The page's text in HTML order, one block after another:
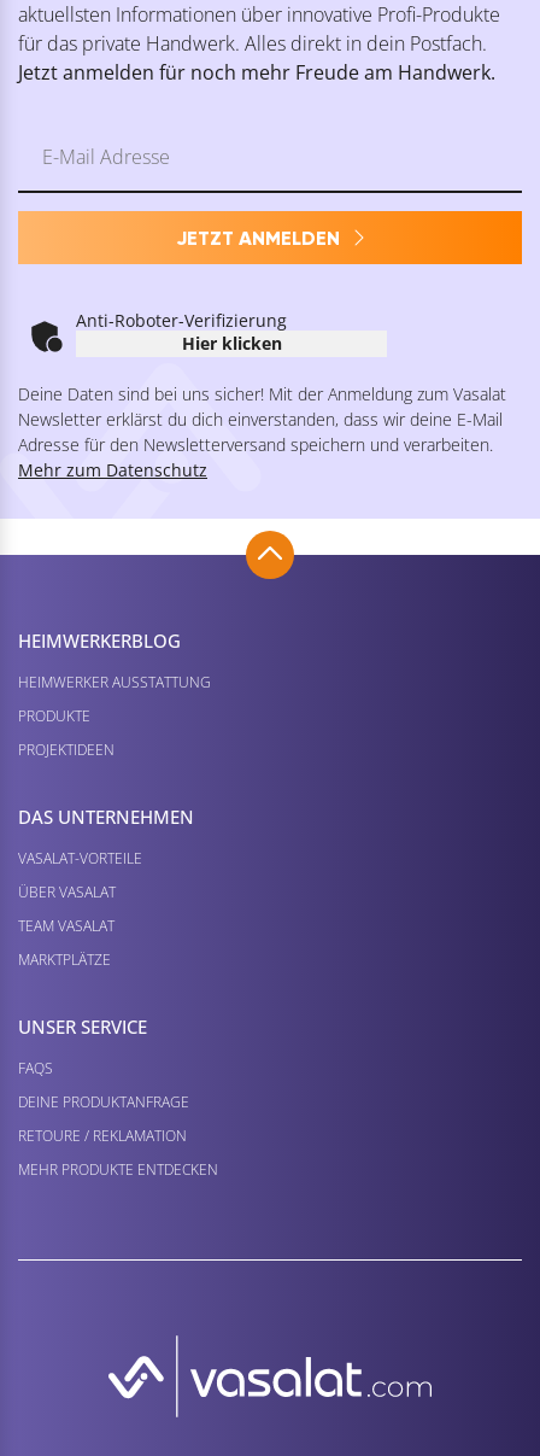
aktuellsten Informationen über innovative Profi-Produkte
für das private Handwerk. Alles direkt in dein Postfach.
Jetzt anmelden für noch mehr Freude am Handwerk.
JETZT ANMELDEN
Anti-Roboter-Verifizierung
Hier klicken
Deine Daten sind bei uns sicher! Mit der Anmeldung zum Vasalat
Newsletter erklärst du dich einverstanden, dass wir deine E-Mail
Adresse für den Newsletterversand speichern und verarbeiten.
Mehr zum Datenschutz
HEIMWERKER­BLOG
HEIMWERKER AUSSTATTUNG
PRODUKTE
PROJEKTIDEEN
DAS UNTERNEHMEN
VASALAT-VORTEILE
ÜBER VASALAT
TEAM VASALAT
MARKTPLÄTZE
UNSER SERVICE
FAQS
DEINE PRODUKTANFRAGE
RETOURE / REKLAMATION
MEHR PRODUKTE ENTDECKEN